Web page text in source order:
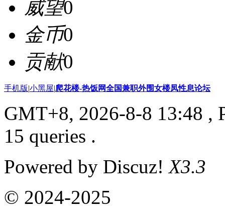
威望0
金币0
贡献0
手机版|小黑屋|爬花楼-热饭网全国兼职外围女楼凤性息论坛
GMT+8, 2026-8-8 13:48 ,
15 queries .
Powered by Discuz!X3.3
© 2024-2025